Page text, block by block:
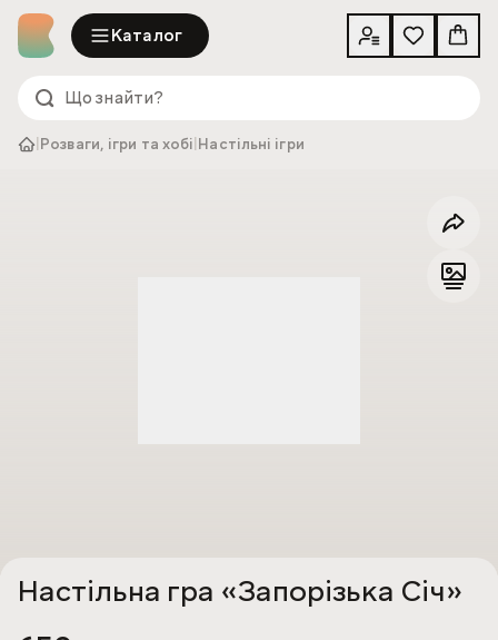
Каталог
Розваги, ігри та хобі Настільні ігри
Настільна гра «Запорізька Січ»